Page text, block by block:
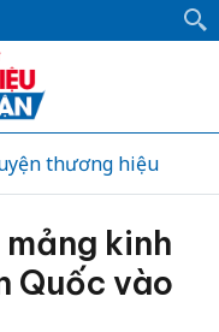
thương hiệu
kinh
Quốc vào